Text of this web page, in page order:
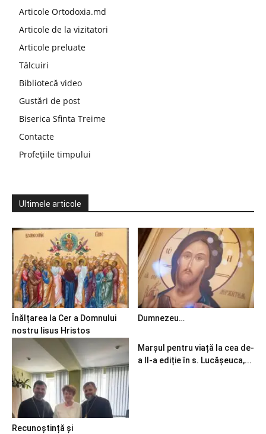
Articole Ortodoxia.md
Articole de la vizitatori
Articole preluate
Tâlcuiri
Bibliotecă video
Gustări de post
Biserica Sfinta Treime
Contacte
Profețiile timpului
Ultimele articole
Înălțarea la Cer a Domnului
nostru Iisus Hristos
Dumnezeu…
Recunoștință și
Marșul pentru viață la cea de-
a II-a ediție în s. Lucășeuca,...